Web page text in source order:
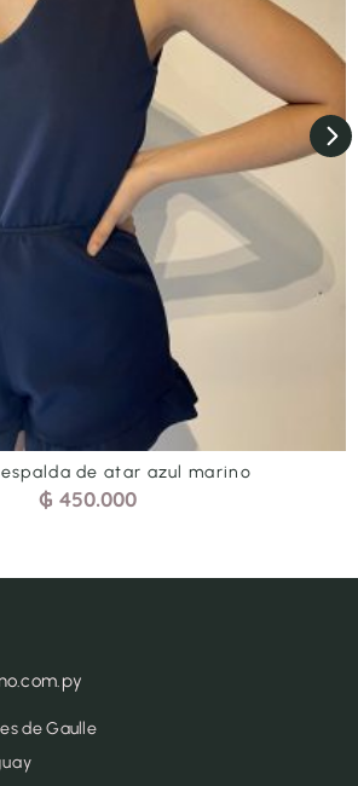
de atar azul marino
₲ 450.000
de Gaulle